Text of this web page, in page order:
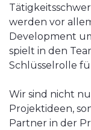
werden vor
Development
spielt in den
Schlüsselrolle
Wir sind nicht
Projektideen,
Partner in der